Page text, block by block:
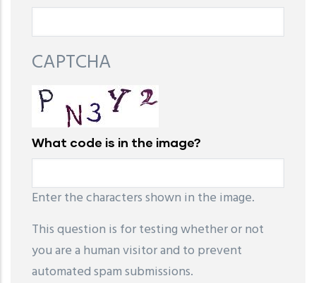
CAPTCHA
What code is in the image?
Enter the characters shown in the image.
This question is for testing whether or not
you are a human visitor and to prevent
automated spam submissions.